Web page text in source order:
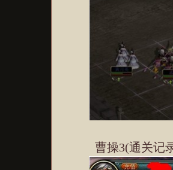
曹操3(通关记